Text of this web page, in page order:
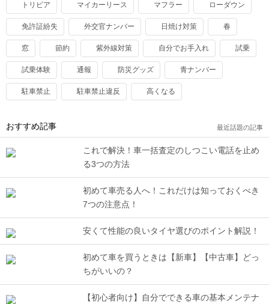
トリビア マイカーリース マフラー ローダウン
免許証紛失 外交官ナンバー 日焼け対策 春
窓 節約 紫外線対策 自分でお手入れ 試乗
試乗体験 通報 防災グッズ 青ナンバー
駐車禁止 駐車禁止違反 高くなる
おすすめ記事 最近話題の記事
これで解決！車一括査定のしつこい電話を止め
る3つの方法
初めて車売る人へ！これだけは知っておくべき
7つの注意点！
安くて性能の良いタイヤ選びのポイント解説！
初めて車を買うときは【新車】【中古車】どっ
ちがいいの？
【初心者向け】自分でできる車の基本メンテナ